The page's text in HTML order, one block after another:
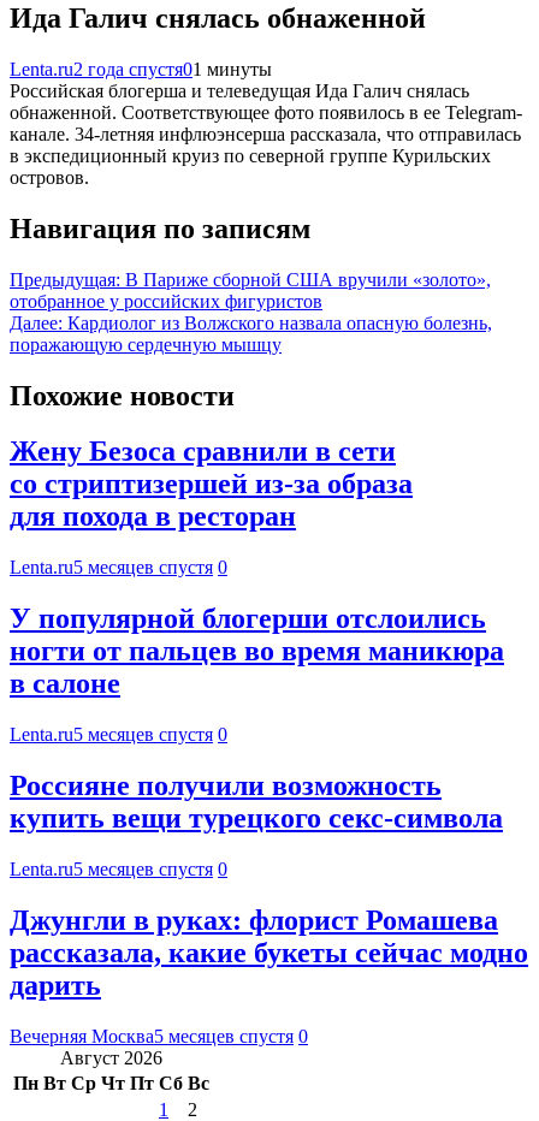
Ида Галич снялась обнаженной
Lenta.ru2 года спустя01 минуты
Российская блогерша и телеведущая Ида Галич снялась
обнаженной. Соответствующее фото появилось в ее Telegram-
канале. 34-летняя инфлюэнсерша рассказала, что отправилась
в экспедиционный круиз по северной группе Курильских
островов.
Навигация по записям
Предыдущая: В Париже сборной США вручили «золото»,
отобранное у российских фигуристов
Далее: Кардиолог из Волжского назвала опасную болезнь,
поражающую сердечную мышцу
Похожие новости
Жену Безоса сравнили в сети
со стриптизершей из-за образа
для похода в ресторан
Lenta.ru5 месяцев спустя 0
У популярной блогерши отслоились
ногти от пальцев во время маникюра
в салоне
Lenta.ru5 месяцев спустя 0
Россияне получили возможность
купить вещи турецкого секс-символа
Lenta.ru5 месяцев спустя 0
Джунгли в руках: флорист Ромашева
рассказала, какие букеты сейчас модно
дарить
Вечерняя Москва5 месяцев спустя 0
Август 2026
Пн Вт Ср Чт Пт Сб Вс
1
2